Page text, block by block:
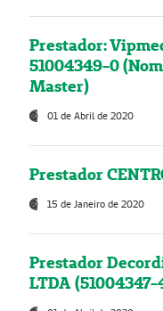
Prestador:
51004349-0
Master)
01 de Abril de 2020
Prestador
15 de Janeiro de 2020
Prestador
LTDA (51004347-